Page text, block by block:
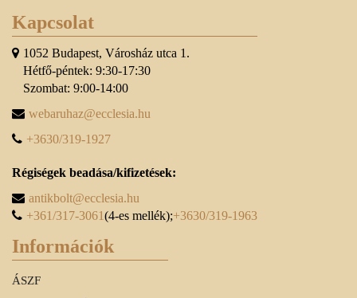
Kapcsolat
1052 Budapest, Városház utca 1.
Hétfő-péntek: 9:30-17:30
Szombat: 9:00-14:00
webaruhaz@ecclesia.hu
+3630/319-1927
Régiségek beadása/kifizetések:
antikbolt@ecclesia.hu
+361/317-3061(4-es mellék);+3630/319-1963
Információk
ÁSZF